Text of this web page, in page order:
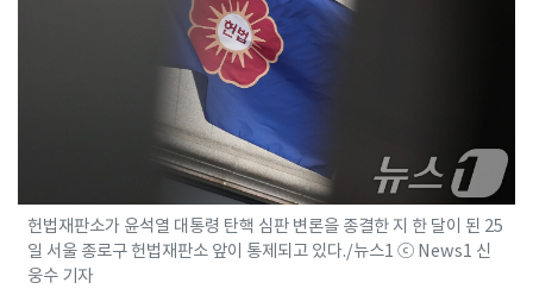
헌법재판소가 윤석열 대통령 탄핵 심판 변론을 종결한 지 한 달이 된 25
일 서울 종로구 헌법재판소 앞이 통제되고 있다./뉴스1 ⓒ News1 신
웅수 기자